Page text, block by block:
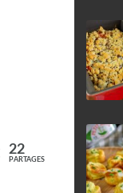
22
PARTAGES